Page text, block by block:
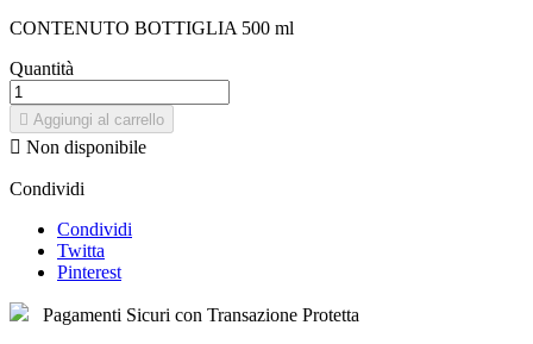
CONTENUTO BOTTIGLIA 500 ml
Quantità
 Aggiungi al carrello
 Non disponibile
Condividi
Condividi
Twitta
Pinterest
Pagamenti Sicuri con Transazione Protetta